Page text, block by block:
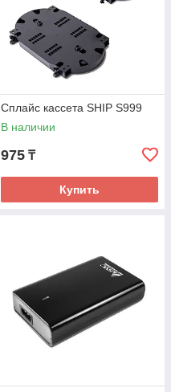
Сплайс кассета SHIP S999
В наличии
975 ₸
Купить